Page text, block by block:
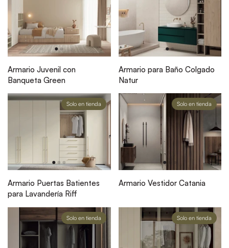
Armario Juvenil con
Banqueta Green
Armario para Baño Colgado
Natur
Armario Puertas Batientes
para Lavandería Riff
Solo en tienda
Armario Vestidor Catania
Solo en tienda
Solo en tienda Solo en tienda